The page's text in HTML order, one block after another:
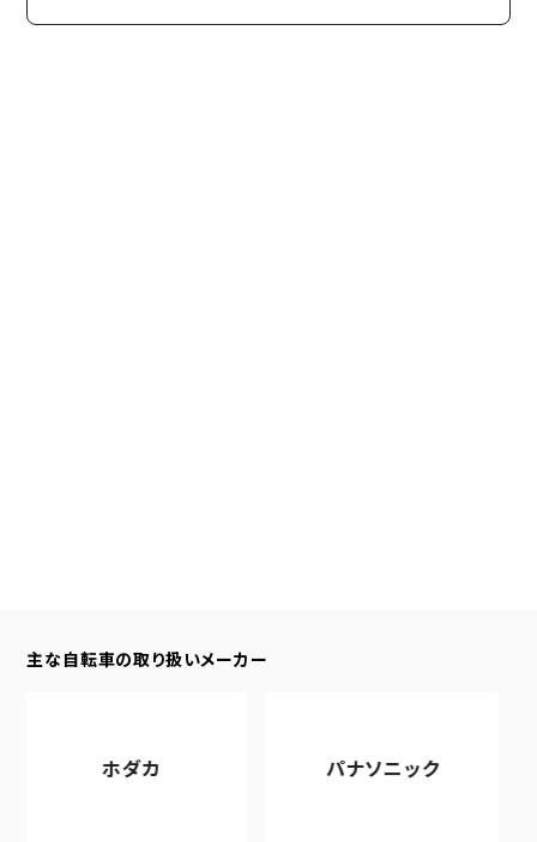
主な自転車の取り扱いメーカー
ホダカ パナソニック